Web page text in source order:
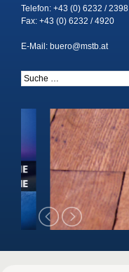
Telefon: +43 (0) 6232 / 2398
Fax: +43 (0) 6232 / 4920
E-Mail: buero@mstb.at
Suche nach: